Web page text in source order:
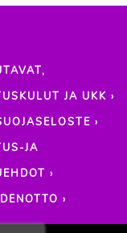
JA UKK ›
›
JA
›
›